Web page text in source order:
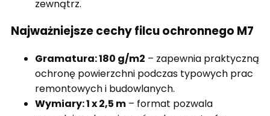
zewnątrz.
Najważniejsze cechy filcu ochronnego M7
Gramatura: 180 g/m2 – zapewnia praktyczną
ochronę powierzchni podczas typowych prac
remontowych i budowlanych.
Wymiary: 1 x 2,5 m – format pozwala